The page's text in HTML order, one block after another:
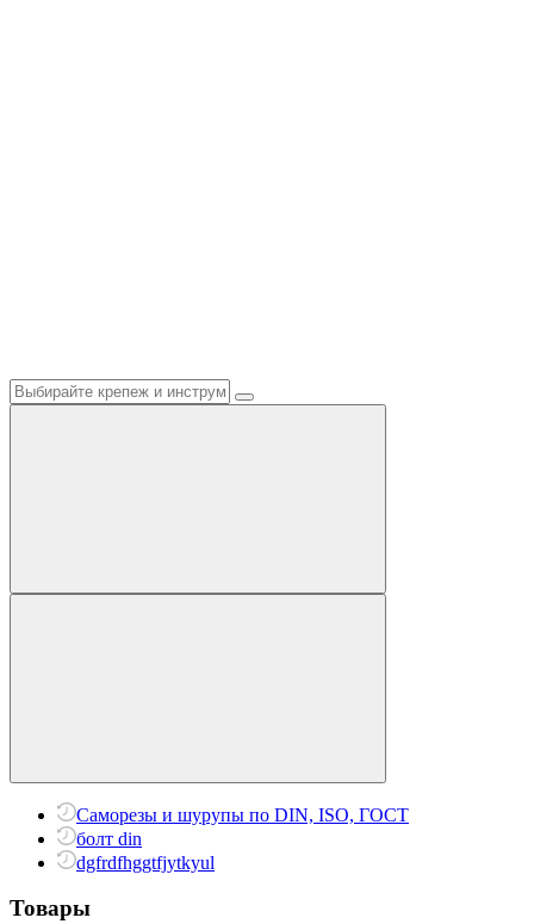
Саморезы и шурупы по DIN, ISO, ГОСТ
болт din
dgfrdfhggtfjytkyul
Товары